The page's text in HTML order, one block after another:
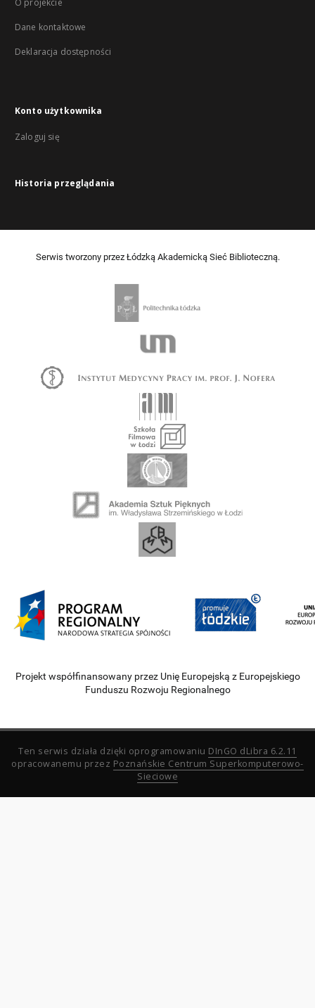
O projekcie
Dane kontaktowe
Deklaracja dostępności
Konto użytkownika
Zaloguj się
Historia przeglądania
Serwis tworzony przez Łódzką Akademicką Sieć Biblioteczną.
Projekt współfinansowany przez Unię Europejską z Europejskiego
Funduszu Rozwoju Regionalnego
Ten serwis działa dzięki oprogramowaniu DInGO dLibra 6.2.11
opracowanemu przez Poznańskie Centrum Superkomputerowo-
Sieciowe